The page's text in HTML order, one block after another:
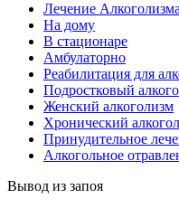
Лечение Алкоголизма
На дому
В стационаре
Амбулаторно
Реабилитация для
Подростковый
Женский алкоголизм
Хронический
Принудительное
Алкогольное
Вывод из запоя